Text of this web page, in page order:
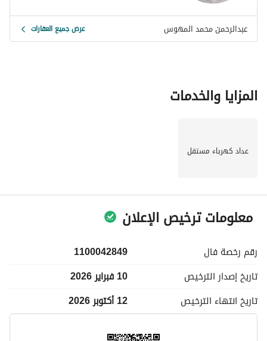
عبدالرحمن محمد المهوس عرض جميع العقارات
المزايا والخدمات
عداد كهرباء مستقل
معلومات ترخيص الإعلان
رقم رخصة فال
1100042849
تاريخ إصدار الترخيص
10 فبراير 2026
تاريخ انتهاء الترخيص 12 أكتوبر 2026